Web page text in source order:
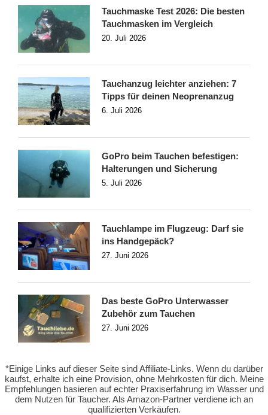
Tauchmaske Test 2026: Die besten
Tauchmasken im Vergleich
20. Juli 2026
Tauchanzug leichter anziehen: 7
Tipps für deinen Neoprenanzug
6. Juli 2026
GoPro beim Tauchen befestigen:
Halterungen und Sicherung
5. Juli 2026
Tauchlampe im Flugzeug: Darf sie
ins Handgepäck?
27. Juni 2026
Das beste GoPro Unterwasser
Zubehör zum Tauchen
27. Juni 2026
*Einige Links auf dieser Seite sind Affiliate-Links. Wenn du darüber
kaufst, erhalte ich eine Provision, ohne Mehrkosten für dich. Meine
Empfehlungen basieren auf echter Praxiserfahrung im Wasser und
dem Nutzen für Taucher. Als Amazon-Partner verdiene ich an
qualifizierten Verkäufen.